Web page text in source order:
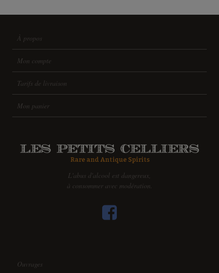
À propos
Mon compte
Tarifs de livraison
Mon panier
L'abus d'alcool est dangereux,
à consommer avec modération.
Ouvrages